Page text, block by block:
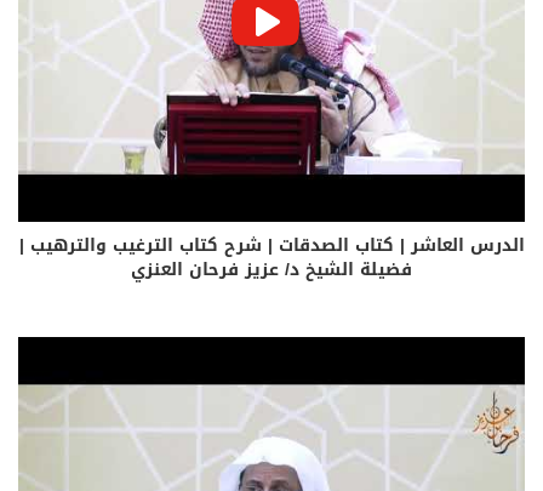
الدرس العاشر | كتاب الصدقات | شرح كتاب الترغيب والترهيب |
فضيلة الشيخ د/ عزيز فرحان العنزي